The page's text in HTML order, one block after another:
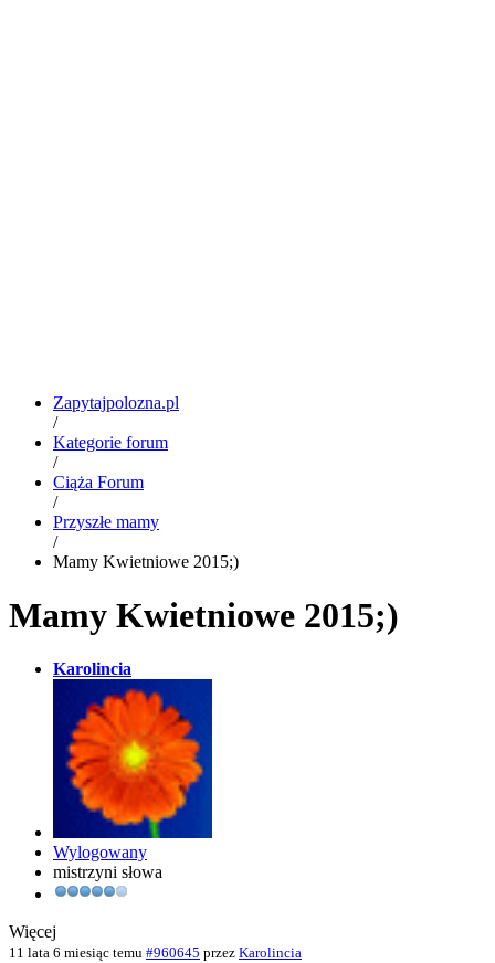
Zapytajpolozna.pl
/
Kategorie forum
/
Ciąża Forum
/
Przyszłe mamy
/
Mamy Kwietniowe 2015;)
Mamy Kwietniowe 2015;)
Karolincia
Wylogowany
mistrzyni słowa
Więcej
11 lata 6 miesiąc temu #960645 przez Karolincia